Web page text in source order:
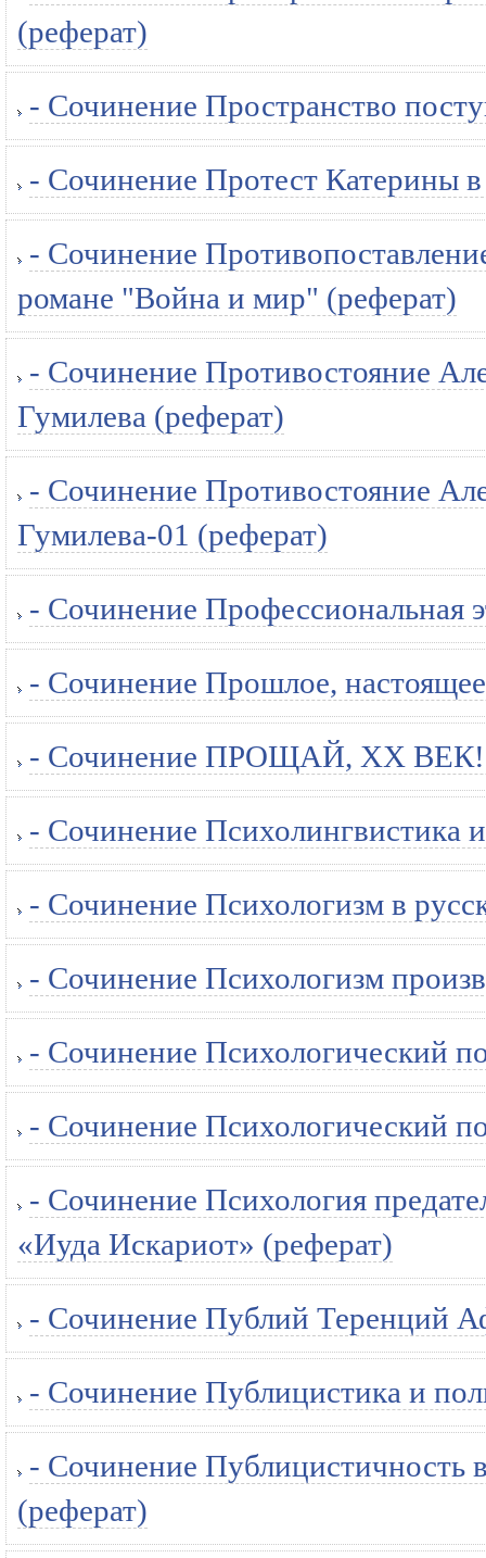
(реферат)
- Сочинение Пространство
- Сочинение Протест Катерины
- Сочинение
романе "Война и мир" (реферат)
- Сочинение Противостояние
Гумилева (реферат)
- Сочинение Противостояние
Гумилева-01 (реферат)
- Сочинение Профессиональная
- Сочинение Прошлое,
- Сочинение ПРОЩАЙ, ХХ
- Сочинение Психолингвистика
- Сочинение Психологизм в
- Сочинение Психологизм
- Сочинение Психологический
- Сочинение Психологический
- Сочинение Психология
«Иуда Искариот» (реферат)
- Сочинение Публий Теренций
- Сочинение Публицистика и
- Сочинение Публицистичность
(реферат)